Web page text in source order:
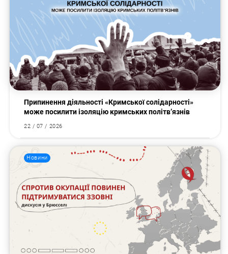
Припинення діяльності «Кримської солідарності»
може посилити ізоляцію кримських політв’язнів
22 / 07 / 2026
Новини